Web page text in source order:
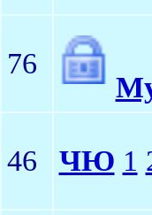
76
46 ЧЮ 1